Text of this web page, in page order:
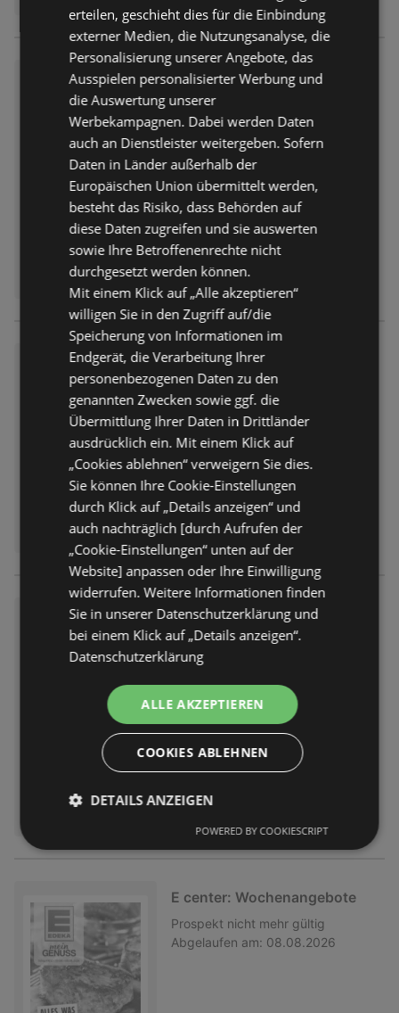
E center: Wochenangebote
Prospekt
Abgelaufen am: 08.08.2026
E center: Wochenangebote
Prospekt nicht mehr gültig
Abgelaufen am: 08.08.2026
E center: Wochenangebote
Prospekt nicht mehr gültig
Abgelaufen am:
E center: Wochenangebote
Prospekt nicht mehr gültig
Abgelaufen am: 08.08.2026
erteilen, geschieht dies für die Einbindung
externer Medien, die Nutzungsanalyse, die
Personalisierung unserer Angebote, das
Ausspielen personalisierter Werbung und
die Auswertung unserer
Werbekampagnen. Dabei werden Daten
auch an Dienstleister weitergeben. Sofern
Daten in Länder außerhalb der
Europäischen Union übermittelt werden,
besteht das Risiko, dass Behörden auf
diese Daten zugreifen und sie auswerten
sowie Ihre Betroffenenrechte nicht
durchgesetzt werden können.
Mit einem Klick auf „Alle akzeptieren“
willigen Sie in den Zugriff auf/die
Speicherung von Informationen im
Endgerät, die Verarbeitung Ihrer
personenbezogenen Daten zu den
genannten Zwecken sowie ggf. die
Übermittlung Ihrer Daten in Drittländer
ausdrücklich ein. Mit einem Klick auf
„Cookies ablehnen“ verweigern Sie dies.
Sie können Ihre Cookie-Einstellungen
durch Klick auf „Details anzeigen“ und
auch nachträglich [durch Aufrufen der
„Cookie-Einstellungen“ unten auf der
Website] anpassen oder Ihre Einwilligung
widerrufen. Weitere Informationen finden
Sie in unserer Datenschutzerklärung und
bei einem Klick auf „Details anzeigen“.
Datenschutzerklärung
ALLE AKZEPTIEREN
COOKIES ABLEHNEN
DETAILS ANZEIGEN
POWERED BY COOKIESCRIPT